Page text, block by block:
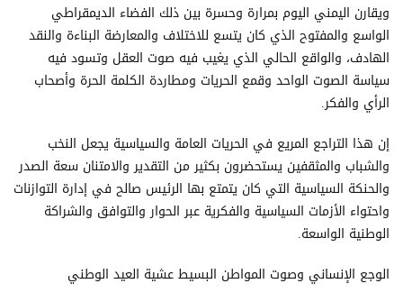
ويقارن اليمني اليوم بمرارة وحسرة بين ذلك الفضاء الديمقراطي
الواسع والمفتوح الذي كان يتسع للاختلاف والمعارضة البناءة والنقد
الهادف، والواقع الحالي الذي يغيب فيه صوت العقل وتسود فيه
سياسة الصوت الواحد وقمع الحريات ومطاردة الكلمة الحرة وأصحاب
الرأي والفكر.
إن هذا التراجع المريع في الحريات العامة والسياسية يجعل النخب
والشباب والمثقفين يستحضرون بكثير من التقدير والامتنان سعة الصدر
والحنكة السياسية التي كان يتمتع بها الرئيس صالح في إدارة التوازنات
واحتواء الأزمات السياسية والفكرية عبر الحوار والتوافق والشراكة
الوطنية الواسعة.
الوجع الإنساني وصوت المواطن البسيط عشية العيد الوطني